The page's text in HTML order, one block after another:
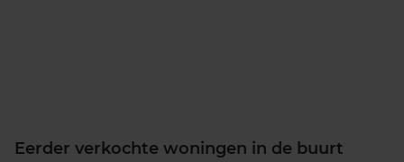
Eerder verkochte woningen in de buurt